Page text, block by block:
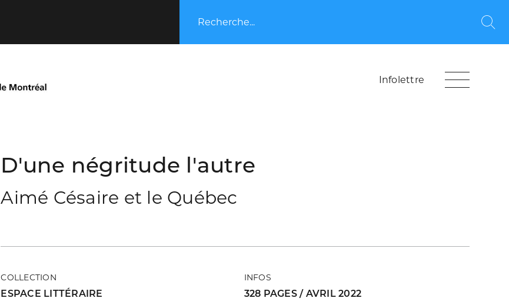
Recherche...
Infolettre
D'une négritude l'autre
Aimé Césaire et le Québec
COLLECTION
ESPACE LITTÉRAIRE
INFOS
328 PAGES / AVRIL 2022